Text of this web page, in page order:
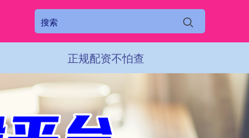
正规配资不怕查